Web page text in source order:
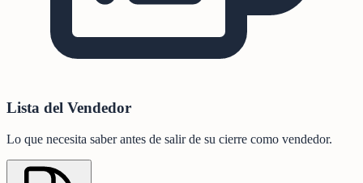
Lista del Vendedor
Lo que necesita saber antes de salir de su cierre como vendedor.